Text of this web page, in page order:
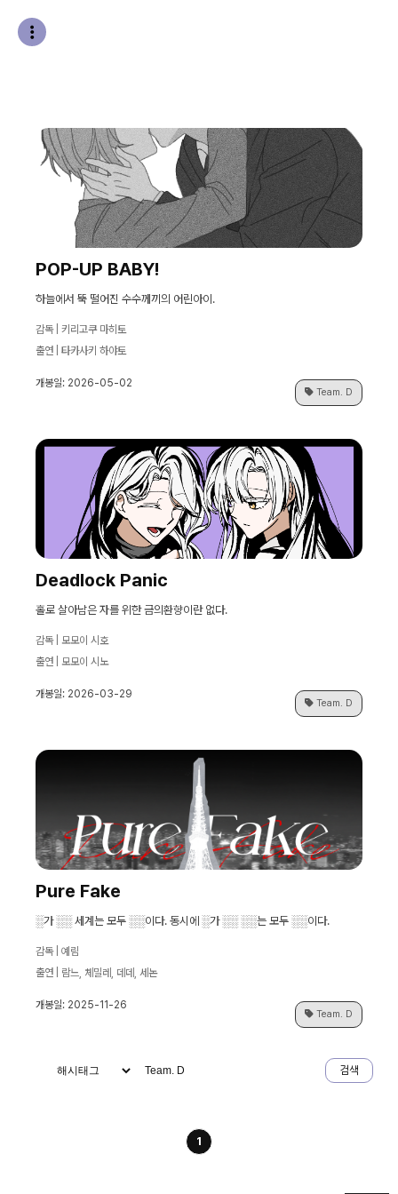
POP-UP BABY!
하늘에서 뚝 떨어진 수수께끼의 어린아이.
감독 | 키리고쿠 마히토
출연 | 타카사키 하야토
개봉일: 2026-05-02
Team. D
Deadlock Panic
홀로 살아남은 자를 위한 금의환향이란 없다.
감독 | 모모이 시호
출연 | 모모이 시노
개봉일: 2026-03-29
Team. D
Pure Fake
░가 ░░ 세계는 모두 ░░이다. 동시에 ░가 ░░ ░░는 모두 ░░이다.
감독 | 예림
출연 | 람느, 체밀레, 데데, 세논
개봉일: 2025-11-26
Team. D
검색
1